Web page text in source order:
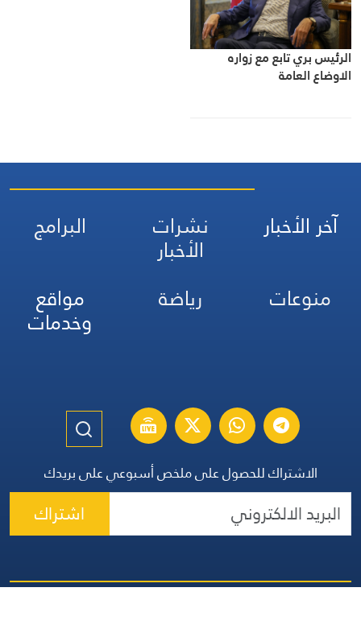
الرئيس بري تابع مع زواره
الاوضاع العامة
آخر الأخبار نشرات
الأخبار
البرامج
منوعات
رياضة مواقع
وخدمات
الاشتراك للحصول على ملخص أسبوعي على بريدك
اشتراك